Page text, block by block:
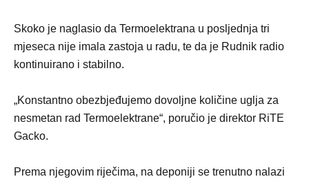
Skoko je naglasio da Termoelektrana u posljednja tri
mjeseca nije imala zastoja u radu, te da je Rudnik radio
kontinuirano i stabilno.
„Konstantno obezbjeđujemo dovoljne količine uglja za
nesmetan rad Termoelektrane“, poručio je direktor RiTE
Gacko.
Prema njegovim riječima, na deponiji se trenutno nalazi